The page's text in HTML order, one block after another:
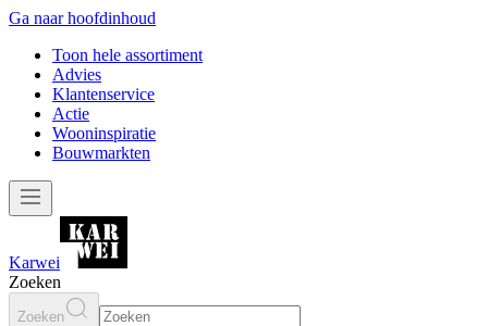
Ga naar hoofdinhoud
Toon hele assortiment
Advies
Klantenservice
Actie
Wooninspiratie
Bouwmarkten
Karwei
Zoeken
Zoeken